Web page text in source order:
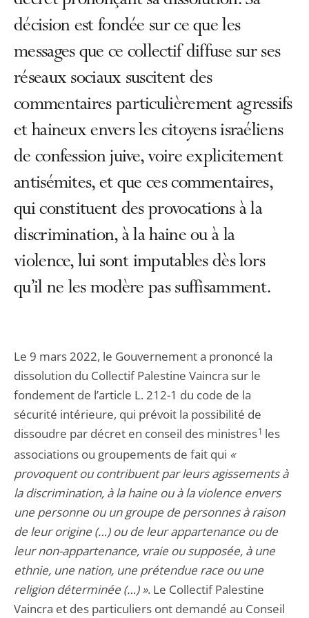
décision est fondée sur ce que les
messages que ce collectif diffuse sur ses
réseaux sociaux suscitent des
commentaires particulièrement agressifs
et haineux envers les citoyens israéliens
de confession juive, voire explicitement
antisémites, et que ces commentaires,
qui constituent des provocations à la
discrimination, à la haine ou à la
violence, lui sont imputables dès lors
qu’il ne les modère pas suffisamment.
Le 9 mars 2022, le Gouvernement a prononcé la
dissolution du Collectif Palestine Vaincra sur le
fondement de l’article L. 212-1 du code de la
sécurité intérieure, qui prévoit la possibilité de
dissoudre par décret en conseil des ministres1 les
associations ou groupements de fait qui «
provoquent ou contribuent par leurs agissements à
la discrimination, à la haine ou à la violence envers
une personne ou un groupe de personnes à raison
de leur origine (…) ou de leur appartenance ou de
leur non-appartenance, vraie ou supposée, à une
ethnie, une nation, une prétendue race ou une
religion déterminée (…) ». Le Collectif Palestine
Vaincra et des particuliers ont demandé au Conseil